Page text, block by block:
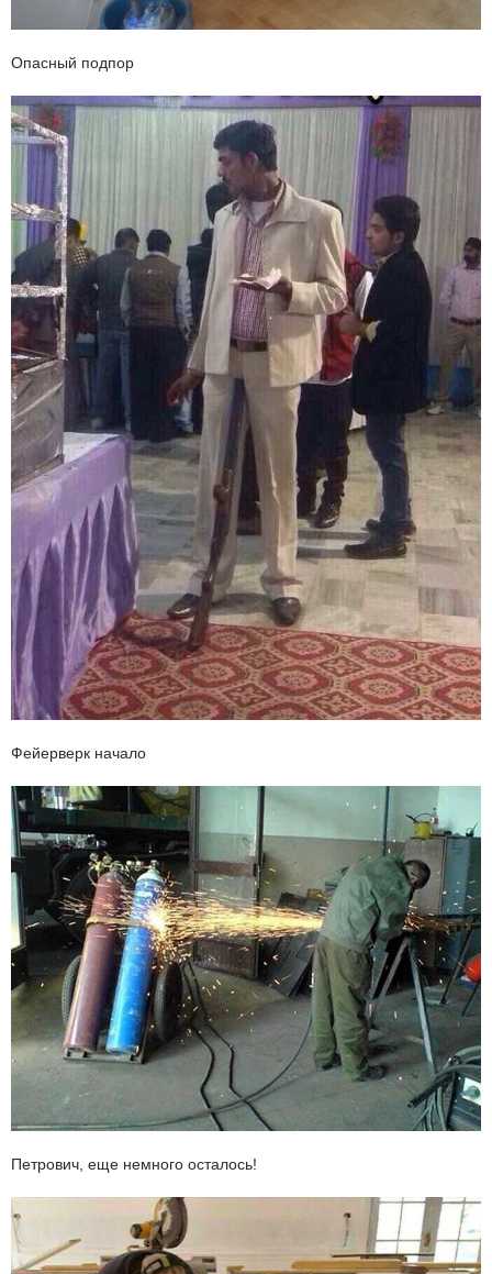
Опасный подпор
Фейерверк начало
Петрович, еще немного осталось!